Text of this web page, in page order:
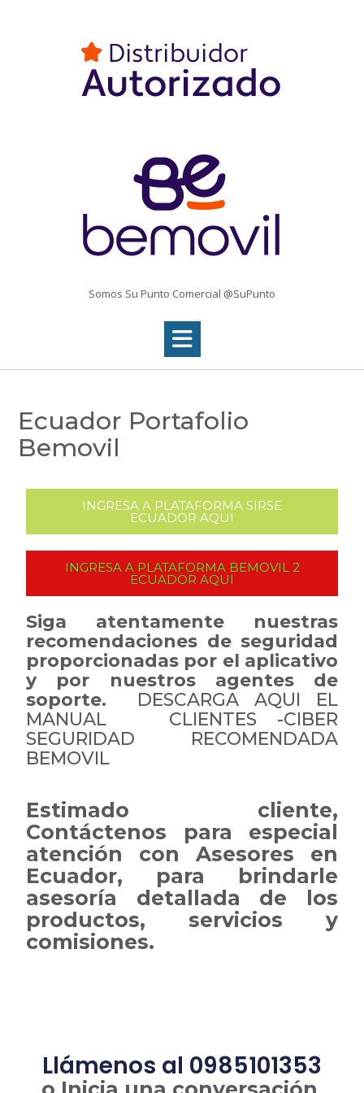
Somos Su Punto Comercial @SuPunto
Ecuador Portafolio
Bemovil
INGRESA A PLATAFORMA SIRSE
ECUADOR AQUI
INGRESA A PLATAFORMA BEMOVIL 2
ECUADOR AQUI
Siga atentamente nuestras
recomendaciones de seguridad
proporcionadas por el aplicativo
y por nuestros agentes de
soporte. DESCARGA AQUI EL
MANUAL CLIENTES -CIBER
SEGURIDAD RECOMENDADA
BEMOVIL
Estimado cliente,
Contáctenos para especial
atención con Asesores en
Ecuador, para brindarle
asesoría detallada de los
productos, servicios y
comisiones.
Llámenos al 0985101353